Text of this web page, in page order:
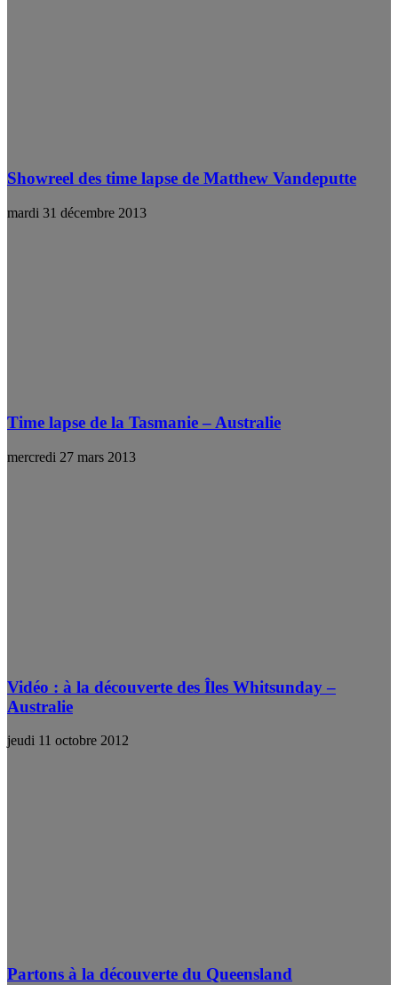
Showreel des time lapse de Matthew Vandeputte
mardi 31 décembre 2013
Time lapse de la Tasmanie – Australie
mercredi 27 mars 2013
Vidéo : à la découverte des Îles Whitsunday –
Australie
jeudi 11 octobre 2012
Partons à la découverte du Queensland